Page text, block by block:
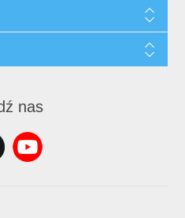
nas